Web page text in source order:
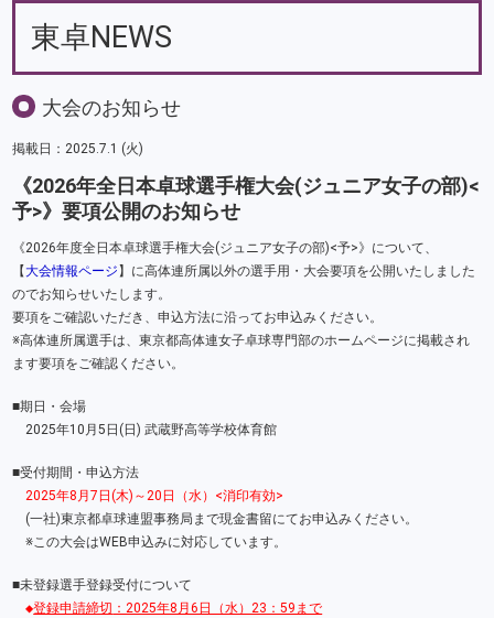
東卓NEWS
大会のお知らせ
掲載日：2025.7.1 (火)
《2026年全日本卓球選手権大会(ジュニア女子の部)<
予>》要項公開のお知らせ
《2026年度全日本卓球選手権大会(ジュニア女子の部)<予>》について、
【大会情報ページ】に高体連所属以外の選手用・大会要項を公開いたしました
のでお知らせいたします。
要項をご確認いただき、申込方法に沿ってお申込みください。
※高体連所属選手は、東京都高体連女子卓球専門部のホームページに掲載され
ます要項をご確認ください。
■期日・会場
2025年10月5日(日) 武蔵野高等学校体育館
■受付期間・申込方法
2025年8月7日(木)～20日（水）<消印有効>
(一社)東京都卓球連盟事務局まで現金書留にてお申込みください。
※この大会はWEB申込みに対応しています。
■未登録選手登録受付について
◆登録申請締切 ：2025年8月6日（水）23：59まで